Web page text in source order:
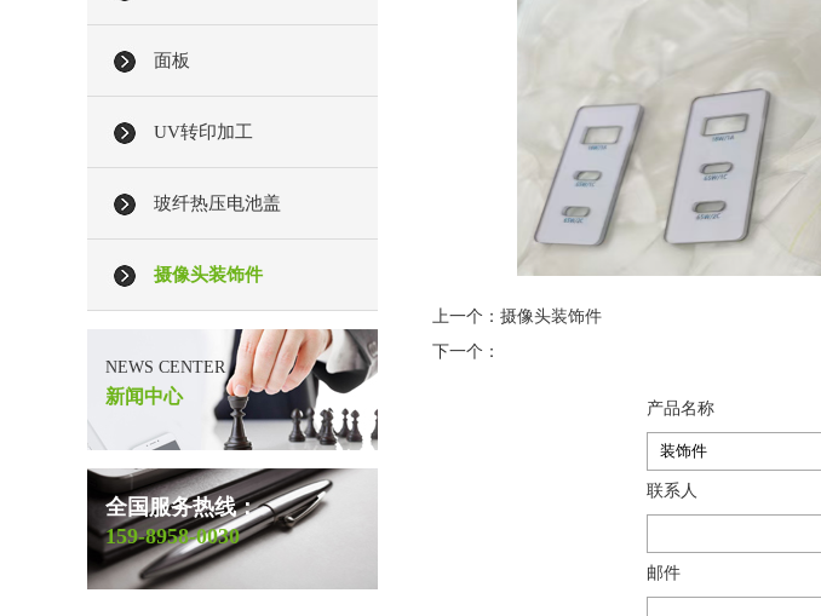
面板
UV转印加工
玻纤热压电池盖
摄像头装饰件
NEWS CENTER
新闻中心
全国服务热线：
159-8958-0030
上一个： 摄像头装饰件
下一个：
产品名称
联系人
邮件